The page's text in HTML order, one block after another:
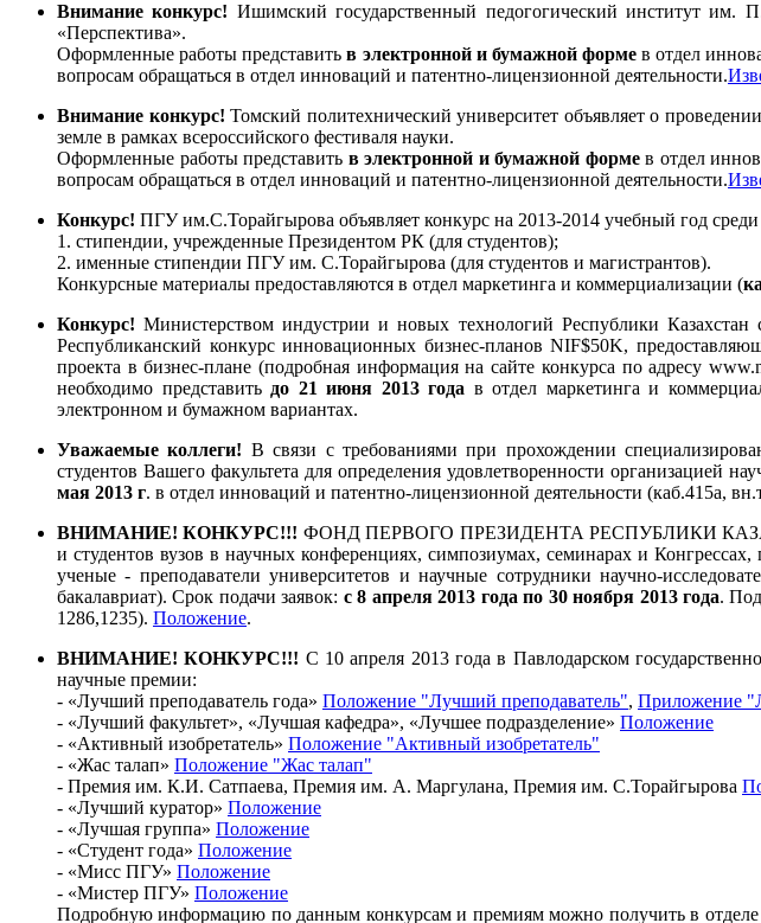
Внимание конкурс! Ишимский государственный педогогический институт им.
«Перспектива».
Оформленные работы представитьв электронной и бумажной формев отдел
вопросам обращаться в отдел инноваций и патентно-лицензионной деятельности.
Внимание конкурс! Томский политехнический университет объявляет о
земле в рамках всероссийского фестиваля науки.
Оформленные работы представить в электронной и бумажной формев отдел
вопросам обращаться в отдел инноваций и патентно-лицензионной деятельности.
Конкурс! ПГУ им.С.Торайгырова объявляет конкурс на 2013-2014 учебный год среди
1. стипендии, учрежденные Президентом РК (для студентов);
2. именные стипендии ПГУ им. С.Торайгырова (для студентов и магистрантов).
Конкурсные материалы предоставляются в отдел маркетинга и коммерциализации (
Конкурс! Министерством индустрии и новых технологий Республики
Республиканский конкурс инновационных бизнес-планов NIF$50K,
проекта в бизнес-плане (подробная информация на сайте конкурса по адресу
необходимо представить до 21 июня 2013 года в отдел маркетинга и
электронном и бумажном вариантах.
Уважаемые коллеги! В связи с требованиями при прохождении
студентов Вашего факультета для определения удовлетворенности организацией
мая 2013 г. в отдел инноваций и патентно-лицензионной деятельности (каб.415а,
ВНИМАНИЕ! КОНКУРС!!! ФОНД ПЕРВОГО ПРЕЗИДЕНТА РЕСПУБЛИКИ
и студентов вузов в научных конференциях, симпозиумах, семинарах и
ученые - преподаватели университетов и научные сотрудники научно-
бакалавриат). Срок подачи заявок: с 8 апреля 2013 года по 30 ноября 2013 года.
1286,1235). Положение.
ВНИМАНИЕ! КОНКУРС!!! С 10 апреля 2013 года в Павлодарском
научные премии:
- «Лучший преподаватель года» Положение "Лучший преподаватель", Приложение
- «Лучший факультет», «Лучшая кафедра», «Лучшее подразделение» Положение
- «Активный изобретатель» Положение "Активный изобретатель"
- «Жас талап» Положение "Жас талап"
- Премия им. К.И. Сатпаева, Премия им. А. Маргулана, Премия им. С.Торайгырова
- «Лучший куратор» Положение
- «Лучшая группа» Положение
- «Студент года» Положение
- «Мисс ПГУ» Положение
- «Мистер ПГУ» Положение
Подробную информацию по данным конкурсам и премиям можно получить в отделе